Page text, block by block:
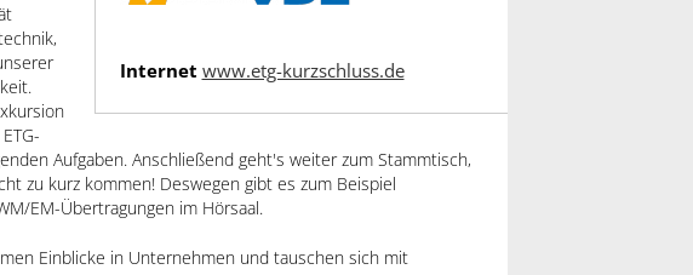
Internet www.etg-kurzschluss.de
Aufgaben. Anschließend geht's weiter zum Stammtisch,
zu kurz kommen! Deswegen gibt es zum Beispiel
EM-Übertragungen im Hörsaal.
Einblicke in Unternehmen und tauschen sich mit